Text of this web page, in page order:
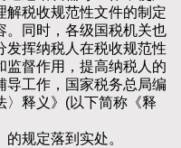
解税收规范性文件的制定
。同时，各级国税机关也
发挥纳税人在税收规范性
监督作用，提高纳税人的
导工作，国家税务总局编
〉释义》(以下简称《释
规定落到实处。